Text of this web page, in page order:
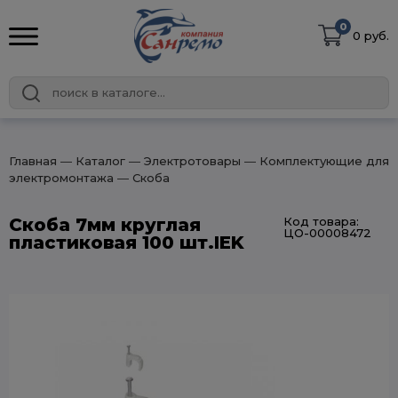
0
0 руб.
Главная ― Каталог ― Электротовары ― Комплектующие для
электромонтажа ― Скоба
Скоба 7мм круглая
пластиковая 100 шт.IEK
Код товара:
ЦО-00008472